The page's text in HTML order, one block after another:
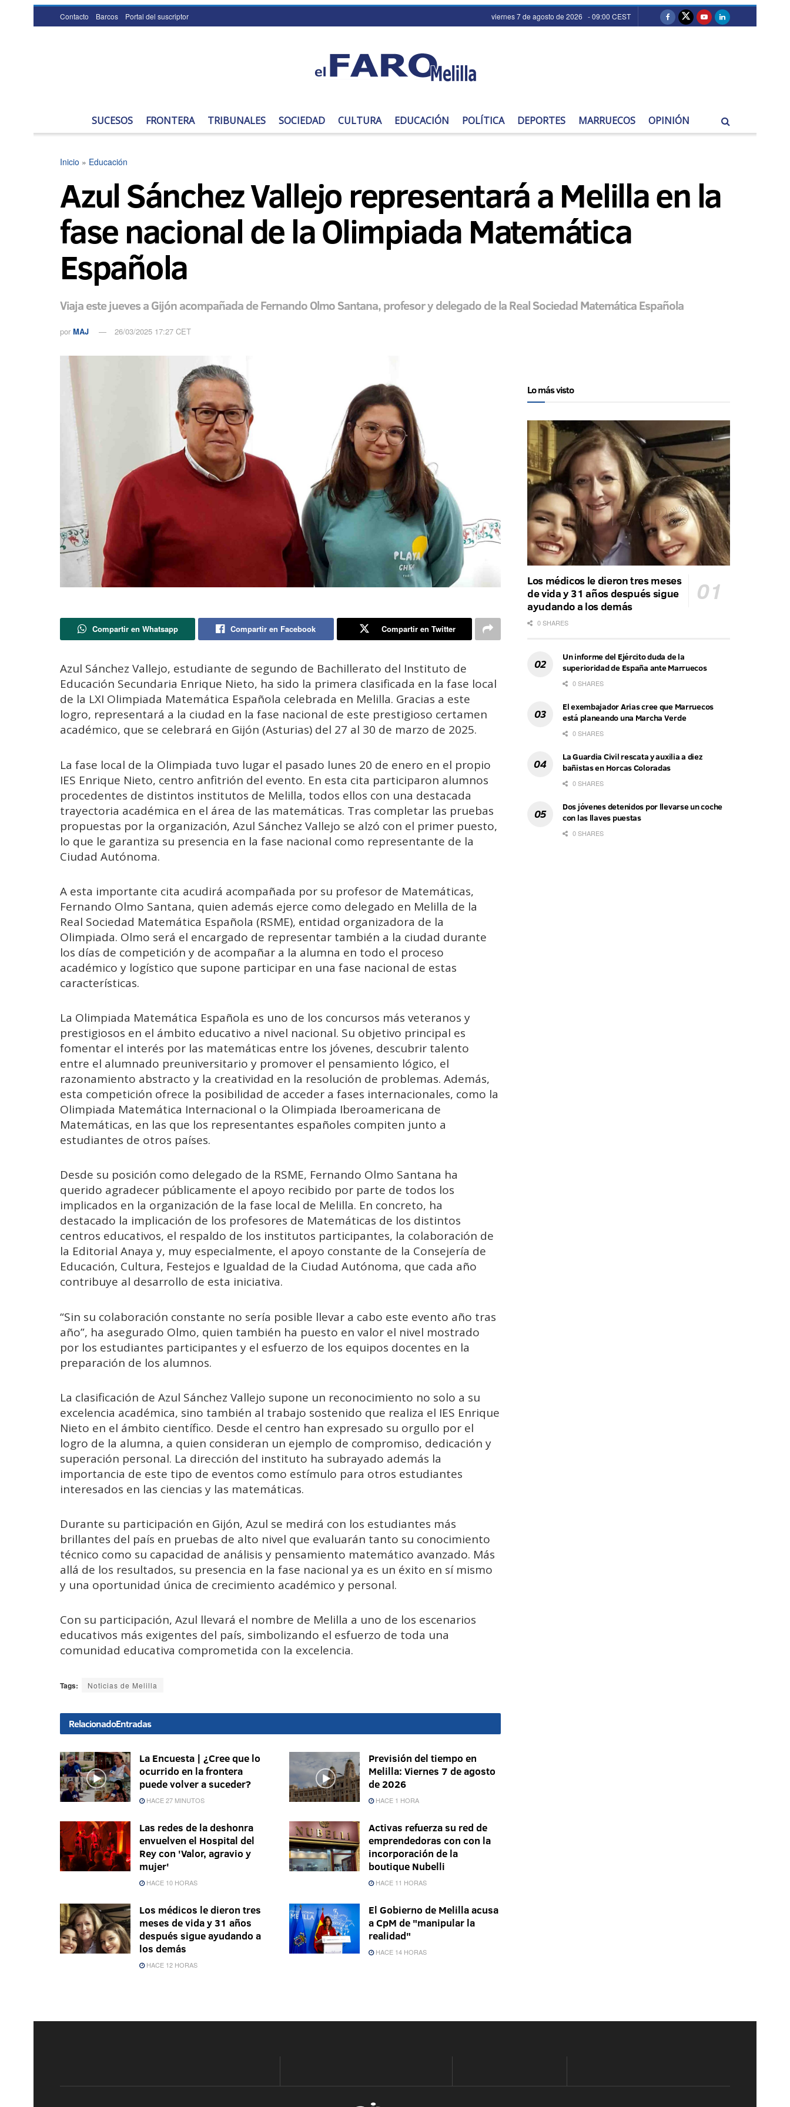
Contacto Barcos Portal del suscriptor viernes 7 de agosto de 2026 - 09:00 CEST
SUCESOS FRONTERA TRIBUNALES SOCIEDAD CULTURA EDUCACIÓN POLÍTICA DEPORTES MARRUECOS OPINIÓN
Inicio » Educación
Azul Sánchez Vallejo representará a Melilla en la
fase nacional de la Olimpiada Matemática
Española
Viaja este jueves a Gijón acompañada de Fernando Olmo Santana, profesor y delegado de la Real Sociedad Matemática Española
por MAJ 26/03/2025 17:27 CET
Compartir en Whatsapp Compartir en Facebook Compartir en Twitter
Azul Sánchez Vallejo, estudiante de segundo de Bachillerato del Instituto de
Educación Secundaria Enrique Nieto, ha sido la primera clasificada en la fase local
de la LXI Olimpiada Matemática Española celebrada en Melilla. Gracias a este
logro, representará a la ciudad en la fase nacional de este prestigioso certamen
académico, que se celebrará en Gijón (Asturias) del 27 al 30 de marzo de 2025.
La fase local de la Olimpiada tuvo lugar el pasado lunes 20 de enero en el propio
IES Enrique Nieto, centro anfitrión del evento. En esta cita participaron alumnos
procedentes de distintos institutos de Melilla, todos ellos con una destacada
trayectoria académica en el área de las matemáticas. Tras completar las pruebas
propuestas por la organización, Azul Sánchez Vallejo se alzó con el primer puesto,
lo que le garantiza su presencia en la fase nacional como representante de la
Ciudad Autónoma.
A esta importante cita acudirá acompañada por su profesor de Matemáticas,
Fernando Olmo Santana, quien además ejerce como delegado en Melilla de la
Real Sociedad Matemática Española (RSME), entidad organizadora de la
Olimpiada. Olmo será el encargado de representar también a la ciudad durante
los días de competición y de acompañar a la alumna en todo el proceso
académico y logístico que supone participar en una fase nacional de estas
características.
La Olimpiada Matemática Española es uno de los concursos más veteranos y
prestigiosos en el ámbito educativo a nivel nacional. Su objetivo principal es
fomentar el interés por las matemáticas entre los jóvenes, descubrir talento
entre el alumnado preuniversitario y promover el pensamiento lógico, el
razonamiento abstracto y la creatividad en la resolución de problemas. Además,
esta competición ofrece la posibilidad de acceder a fases internacionales, como la
Olimpiada Matemática Internacional o la Olimpiada Iberoamericana de
Matemáticas, en las que los representantes españoles compiten junto a
estudiantes de otros países.
Desde su posición como delegado de la RSME, Fernando Olmo Santana ha
querido agradecer públicamente el apoyo recibido por parte de todos los
implicados en la organización de la fase local de Melilla. En concreto, ha
destacado la implicación de los profesores de Matemáticas de los distintos
centros educativos, el respaldo de los institutos participantes, la colaboración de
la Editorial Anaya y, muy especialmente, el apoyo constante de la Consejería de
Educación, Cultura, Festejos e Igualdad de la Ciudad Autónoma, que cada año
contribuye al desarrollo de esta iniciativa.
“Sin su colaboración constante no sería posible llevar a cabo este evento año tras
año”, ha asegurado Olmo, quien también ha puesto en valor el nivel mostrado
por los estudiantes participantes y el esfuerzo de los equipos docentes en la
preparación de los alumnos.
La clasificación de Azul Sánchez Vallejo supone un reconocimiento no solo a su
excelencia académica, sino también al trabajo sostenido que realiza el IES Enrique
Nieto en el ámbito científico. Desde el centro han expresado su orgullo por el
logro de la alumna, a quien consideran un ejemplo de compromiso, dedicación y
superación personal. La dirección del instituto ha subrayado además la
importancia de este tipo de eventos como estímulo para otros estudiantes
interesados en las ciencias y las matemáticas.
Durante su participación en Gijón, Azul se medirá con los estudiantes más
brillantes del país en pruebas de alto nivel que evaluarán tanto su conocimiento
técnico como su capacidad de análisis y pensamiento matemático avanzado. Más
allá de los resultados, su presencia en la fase nacional ya es un éxito en sí mismo
y una oportunidad única de crecimiento académico y personal.
Con su participación, Azul llevará el nombre de Melilla a uno de los escenarios
educativos más exigentes del país, simbolizando el esfuerzo de toda una
comunidad educativa comprometida con la excelencia.
Tags: Noticias de Melilla
RelacionadoEntradas
La Encuesta | ¿Cree que lo
ocurrido en la frontera
puede volver a suceder?
HACE 27 MINUTOS
Previsión del tiempo en
Melilla: Viernes 7 de agosto
de 2026
HACE 1 HORA
Las redes de la deshonra
envuelven el Hospital del
Rey con 'Valor, agravio y
mujer'
HACE 10 HORAS
Activas refuerza su red de
emprendedoras con con la
incorporación de la
boutique Nubelli
HACE 11 HORAS
Los médicos le dieron tres
meses de vida y 31 años
después sigue ayudando a
los demás
HACE 12 HORAS
El Gobierno de Melilla acusa
a CpM de "manipular la
realidad"
HACE 14 HORAS
Lo más visto
Los médicos le dieron tres meses
de vida y 31 años después sigue
ayudando a los demás
0 SHARES
Un informe del Ejército duda de la
superioridad de España ante Marruecos
0 SHARES
El exembajador Arias cree que Marruecos
está planeando una Marcha Verde
0 SHARES
La Guardia Civil rescata y auxilia a diez
bañistas en Horcas Coloradas
0 SHARES
Dos jóvenes detenidos por llevarse un coche
con las llaves puestas
0 SHARES